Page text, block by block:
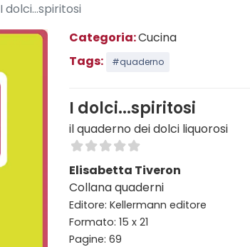
I dolci...spiritosi
Categoria:Cucina
Tags:
#quaderno
I dolci...spiritosi
il quaderno dei dolci liquorosi
Elisabetta Tiveron
Collana quaderni
Editore: Kellermann editore
Formato: 15 x 21
Pagine: 69